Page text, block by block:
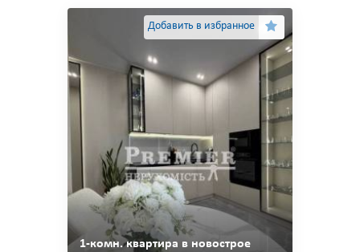
Добавить в избранное
1-комн. квартира в новострое